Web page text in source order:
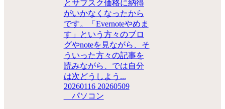
とサブスク価格に納得
がいかなくなったから
です。「Evernoteやめま
す」という方々のブロ
グやnoteを見ながら、そ
ういった方々の記事を
読みながら、では自分
は次どうしよう...
20260116 20260509
パソコン